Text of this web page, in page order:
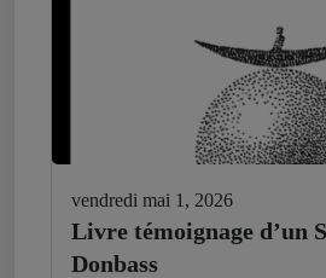
vendredi mai 1, 2026
Livre témoignage d’un
Donbass